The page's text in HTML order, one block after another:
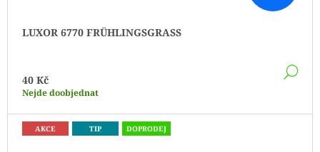
LUXOR 6770 FRÜHLINGSGRASS
40 Kč
Nejde doobjednat
AKCE TIP DOPRODEJ